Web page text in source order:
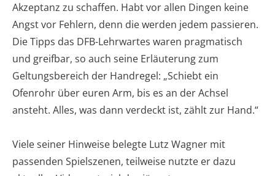
Akzeptanz zu schaffen. Habt vor allen Dingen keine
Angst vor Fehlern, denn die werden jedem passieren.
Die Tipps das DFB-Lehrwartes waren pragmatisch
und greifbar, so auch seine Erläuterung zum
Geltungsbereich der Handregel: „Schiebt ein
Ofenrohr über euren Arm, bis es an der Achsel
ansteht. Alles, was dann verdeckt ist, zählt zur Hand.“
Viele seiner Hinweise belegte Lutz Wagner mit
passenden Spielszenen, teilweise nutzte er dazu